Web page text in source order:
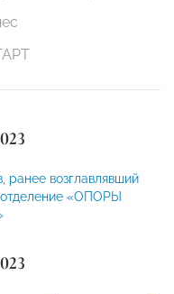
ранее возглавлявший
отделение «ОПОРЫ